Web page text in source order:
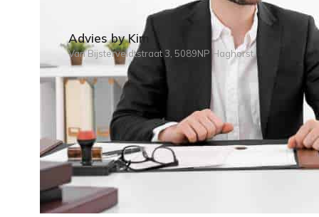
Advies by Kim
Van Bijsterveldtstraat 3, 5089NP Haghorst